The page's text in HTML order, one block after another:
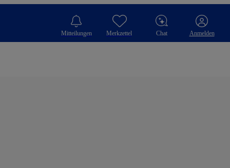
Mitteilungen Merkzettel Chat Anmelden